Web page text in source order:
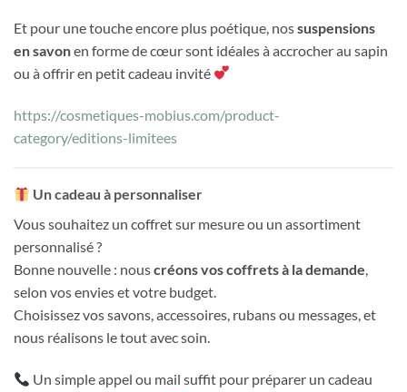
Et pour une touche encore plus poétique, nossuspensions
en savonen forme de cœur sont idéales à accrocher au sapin
ou à offrir en petit cadeau invité
https://cosmetiques-mobius.com/product-
category/editions-limitees
Un cadeau à personnaliser
Vous souhaitez un coffret sur mesure ou un assortiment
personnalisé ?
Bonne nouvelle : nouscréons vos coffrets à la demande,
selon vos envies et votre budget.
Choisissez vos savons, accessoires, rubans ou messages, et
nous réalisons le tout avec soin.
Un simple appel ou mail suffit pour préparer un cadeau